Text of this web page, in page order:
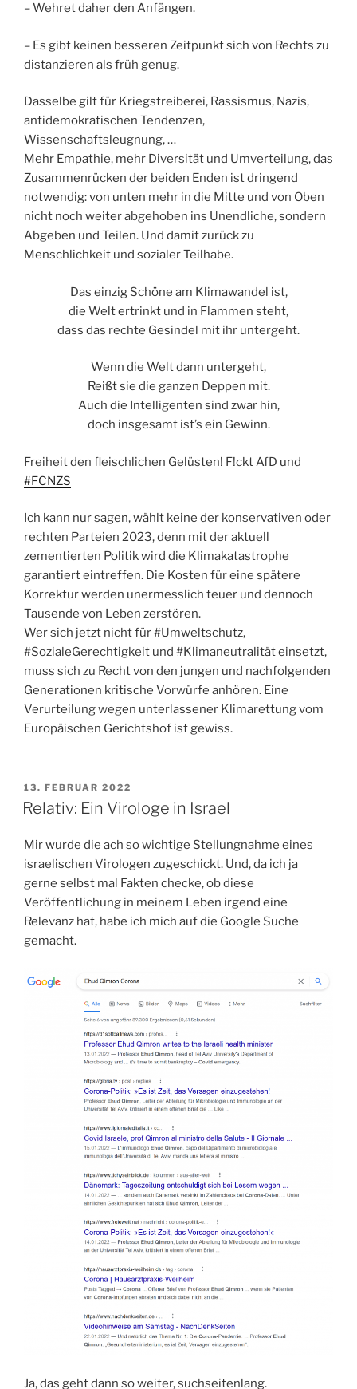
– Wehret daher den Anfängen.
– Es gibt keinen besseren Zeitpunkt sich von Rechts zu
distanzieren als früh genug.
Dasselbe gilt für Kriegstreiberei, Rassismus, Nazis,
antidemokratischen Tendenzen,
Wissenschaftsleugnung, …
Mehr Empathie, mehr Diversität und Umverteilung, das
Zusammenrücken der beiden Enden ist dringend
notwendig: von unten mehr in die Mitte und von Oben
nicht noch weiter abgehoben ins Unendliche, sondern
Abgeben und Teilen. Und damit zurück zu
Menschlichkeit und sozialer Teilhabe.
Das einzig Schöne am Klimawandel ist,
die Welt ertrinkt und in Flammen steht,
dass das rechte Gesindel mit ihr untergeht.
Wenn die Welt dann untergeht,
Reißt sie die ganzen Deppen mit.
Auch die Intelligenten sind zwar hin,
doch insgesamt ist’s ein Gewinn.
Freiheit den fleischlichen Gelüsten! F!ckt AfD und
#FCNZS
Ich kann nur sagen, wählt keine der konservativen oder
rechten Parteien 2023, denn mit der aktuell
zementierten Politik wird die Klimakatastrophe
garantiert eintreffen. Die Kosten für eine spätere
Korrektur werden unermesslich teuer und dennoch
Tausende von Leben zerstören.
Wer sich jetzt nicht für #Umweltschutz,
#SozialeGerechtigkeit und #Klimaneutralität einsetzt,
muss sich zu Recht von den jungen und nachfolgenden
Generationen kritische Vorwürfe anhören. Eine
Verurteilung wegen unterlassener Klimarettung vom
Europäischen Gerichtshof ist gewiss.
VERÖFFENTLICHT
AM
13. FEBRUAR 2022
Relativ: Ein Virologe in Israel
Mir wurde die ach so wichtige Stellungnahme eines
israelischen Virologen zugeschickt. Und, da ich ja
gerne selbst mal Fakten checke, ob diese
Veröffentlichung in meinem Leben irgend eine
Relevanz hat, habe ich mich auf die Google Suche
gemacht.
Ja, das geht dann so weiter, suchseitenlang.